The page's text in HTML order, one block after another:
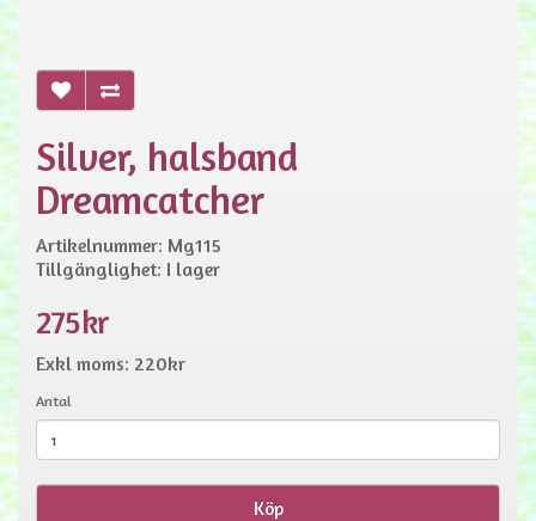
Silver, halsband
Dreamcatcher
Artikelnummer: Mg115
Tillgänglighet: I lager
275kr
Exkl moms: 220kr
Antal
Köp